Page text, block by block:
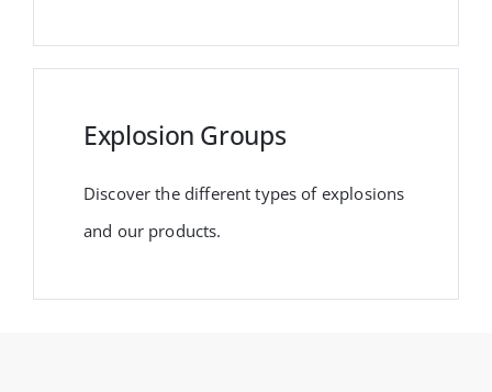
Explosion Groups
Discover the different types of explosions
and our products.